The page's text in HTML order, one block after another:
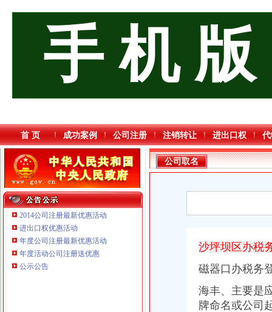
手 机 版
首 页 成功案例 公司注册 注销转让 进出口权
2014公司注册最新优惠活动
进出口权优惠活动
年度公司注册最新优惠活动
年度活动公司注册送优惠
公示公告
公司取名
沙坪坝区办税
磁器口办税务
海丰、主要是
牌命名或公司